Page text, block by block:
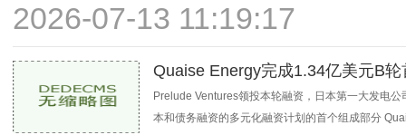
2026-07-13 11:19:17
Quaise Energy完成1.34亿美元B
Prelude Ventures领投本轮融资，日本第一大发电
本和债务融资的多元化融资计划的首个组成部分